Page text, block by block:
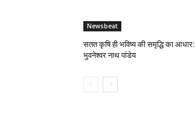
Newsbeat
सतत कृषि ही भविष्य की समृद्धि का आधार:
भुवनेश्वर नाथ पांडेय